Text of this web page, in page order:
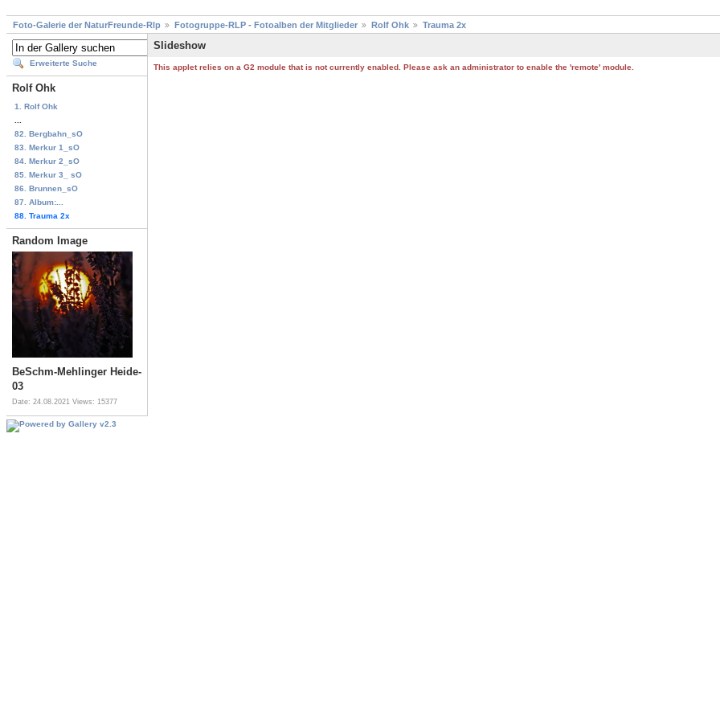
Foto-Galerie der NaturFreunde-Rlp Fotogruppe-RLP - Fotoalben der Mitglieder Rolf Ohk Trauma 2x
Erweiterte Suche
Rolf Ohk
1. Rolf Ohk
82. Bergbahn_sO
83. Merkur 1_sO
84. Merkur 2_sO
85. Merkur 3_ sO
86. Brunnen_sO
87. Album:...
88. Trauma 2x
Random Image
BeSchm-Mehlinger Heide-
03
Date: 24.08.2021 Views: 15377
Slideshow
This applet relies on a G2 module that is not currently enabled. Please ask an administrator to enable the 'remote' module.